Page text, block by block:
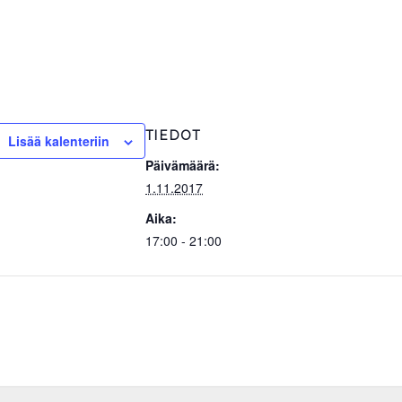
Lisää kalenteriin TIEDOT
Päivämäärä:
1.11.2017
Aika:
17:00 - 21:00